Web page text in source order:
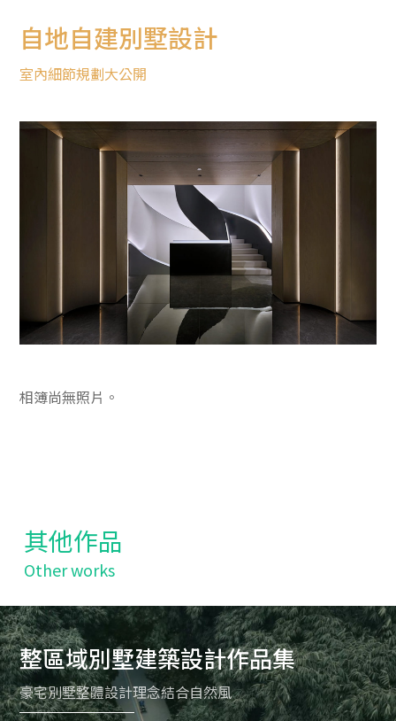
自地自建別墅設計
室內細節規劃大公開
相簿尚無照片。
其他作品
Other works
整區域別墅建築設計作品集
豪宅別墅整體設計理念結合自然風